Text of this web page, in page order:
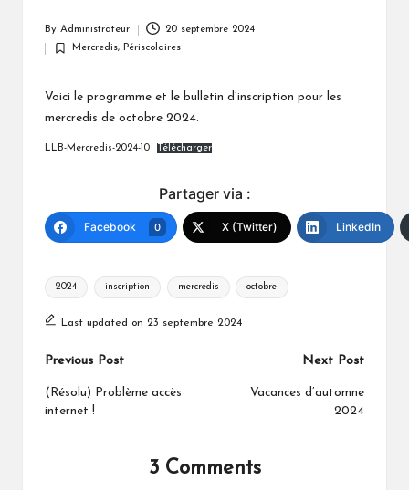
by
By Administrateur 20 septembre 2024
Posted
Mercredis, Périscolaires
Voici le programme et le bulletin d’inscription pour les
mercredis de octobre 2024.
LLB-Mercredis-2024-10 Télécharger
Partager via :
Facebook 0 X (Twitter) LinkedIn
Tags:
2024 inscription mercredis octobre
Last updated on 23 septembre 2024
Post
navigation
Previous Post
(Résolu) Problème accès
internet !
Next Post
Vacances d’automne
2024
3 Comments